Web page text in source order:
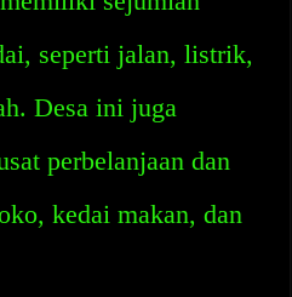
seperti jalan, listrik,
Desa ini juga
perbelanjaan dan
kedai makan, dan